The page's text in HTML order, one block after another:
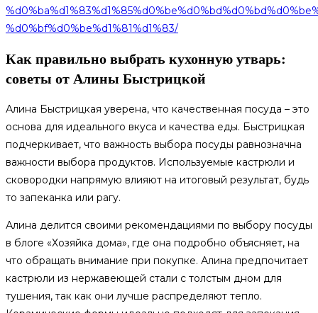
%d0%bf%d0%be%d1%81%d1%83/
Как правильно выбрать кухонную утварь:
советы от Алины Быстрицкой
Алина Быстрицкая уверена, что качественная посуда – это
основа для идеального вкуса и качества еды. Быстрицкая
подчеркивает, что важность выбора посуды равнозначна
важности выбора продуктов. Используемые кастрюли и
сковородки напрямую влияют на итоговый результат, будь
то запеканка или рагу.
Алина делится своими рекомендациями по выбору посуды
в блоге «Хозяйка дома», где она подробно объясняет, на
что обращать внимание при покупке. Алина предпочитает
кастрюли из нержавеющей стали с толстым дном для
тушения, так как они лучше распределяют тепло.